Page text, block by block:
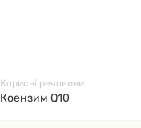
Корисні речовини
Коензим Q10